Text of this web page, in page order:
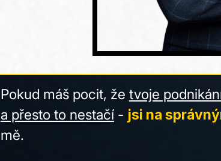
Pokud máš pocit, že tvoje
a přesto to nestačí- jsi na
mě.